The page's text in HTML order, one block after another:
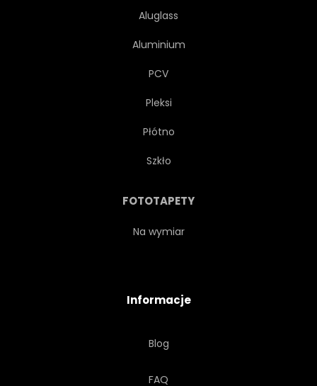
Aluglass
Aluminium
PCV
Pleksi
Płótno
Szkło
FOTOTAPETY
Na wymiar
Informacje
Blog
FAQ